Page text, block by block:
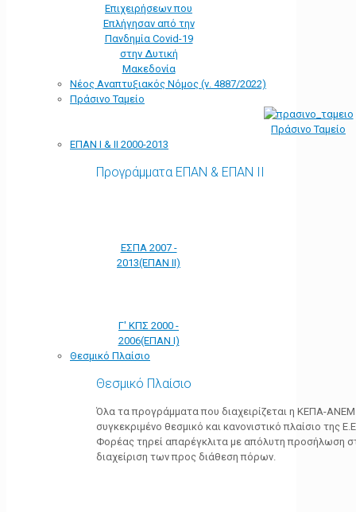
Επιχειρήσεων που
Επλήγησαν από την
Πανδημία Covid-19
στην Δυτική
Μακεδονία
Νέος Αναπτυξιακός Νόμος (ν. 4887/2022)
Πράσινο Ταμείο
Πράσινο Ταμείο
ΕΠΑΝ Ι & ΙΙ 2000-2013
Προγράμματα ΕΠΑΝ & ΕΠΑΝ ΙΙ
ΕΣΠΑ 2007 -
2013(ΕΠΑΝ ΙΙ)
Γ' ΚΠΣ 2000 -
2006(ΕΠΑΝ Ι)
Θεσμικό Πλαίσιο
Θεσμικό Πλαίσιο
Όλα τα προγράμματα που διαχειρίζεται η ΚΕΠΑ-
συγκεκριμένο θεσμικό και κανονιστικό πλαίσιο της
Φορέας τηρεί απαρέγκλιτα με απόλυτη προσήλωση
διαχείριση των προς διάθεση πόρων.